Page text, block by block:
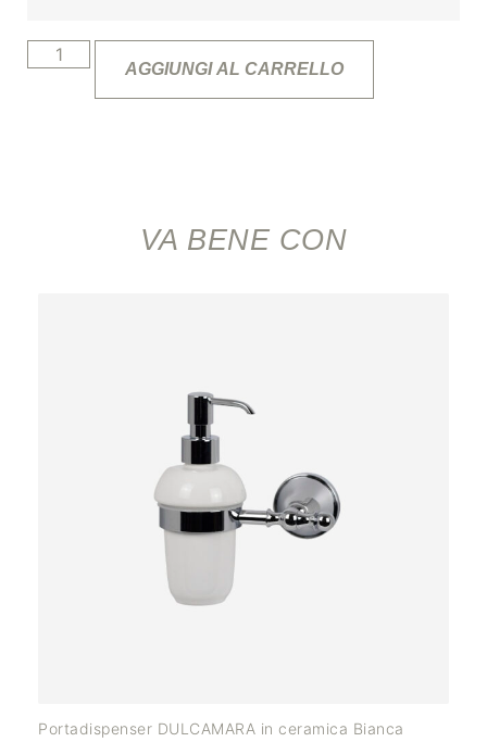
AGGIUNGI AL CARRELLO
VA BENE CON
Portadispenser DULCAMARA in ceramica Bianca